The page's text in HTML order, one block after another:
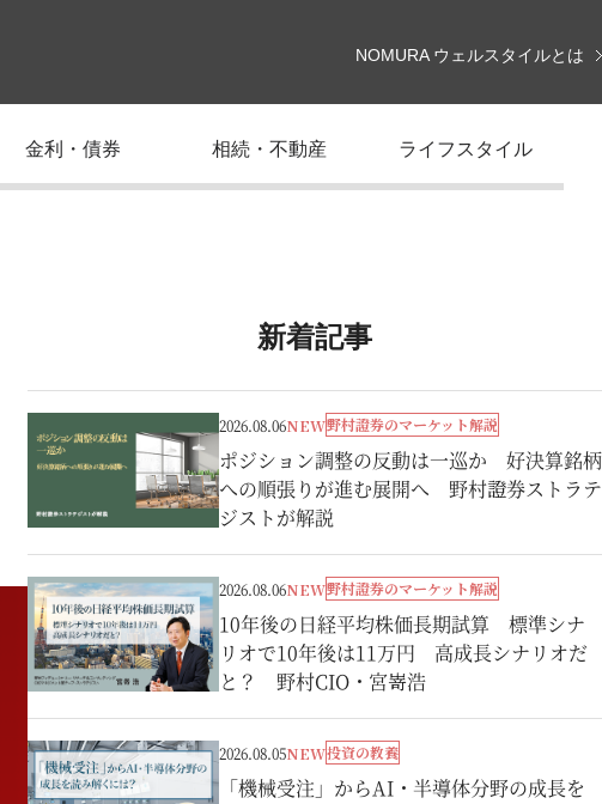
NOMURA ウェルスタイルとは
金利・債券 相続・不動産 ライフスタイル
新着記事
2026.08.06NEW野村證券のマーケット解説
ポジション調整の反動は一巡か 好決算銘柄
への順張りが進む展開へ 野村證券ストラテ
ジストが解説
2026.08.06NEW野村證券のマーケット解説
10年後の日経平均株価長期試算 標準シナ
リオで10年後は11万円 高成長シナリオだ
と？ 野村CIO・宮嵜浩
2026.08.05NEW投資の教養
「機械受注」からAI・半導体分野の成長を